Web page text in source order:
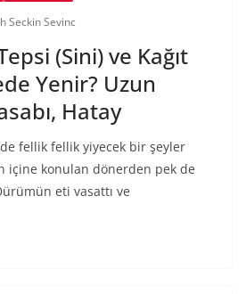
Seckin Sevinc
(Sini) ve Kağıt
Yenir? Uzun
Hatay
fellik fellik yiyecek bir şeyler
içine konulan dönerden pek de
eti vasattı ve